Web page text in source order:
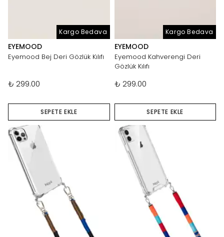
Kargo Bedava
EYEMOOD
Eyemood Bej Deri Gözlük Kılıfı
₺ 299.00
SEPETE EKLE
Kargo Bedava
EYEMOOD
Eyemood Kahverengi Deri
Gözlük Kılıfı
₺ 299.00
SEPETE EKLE